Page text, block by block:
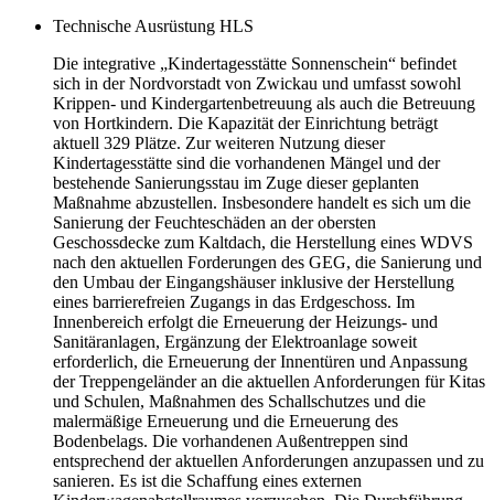
Technische Ausrüstung HLS
Die integrative „Kindertagesstätte Sonnenschein“ befindet
sich in der Nordvorstadt von Zwickau und umfasst sowohl
Krippen- und Kindergartenbetreuung als auch die Betreuung
von Hortkindern. Die Kapazität der Einrichtung beträgt
aktuell 329 Plätze. Zur weiteren Nutzung dieser
Kindertagesstätte sind die vorhandenen Mängel und der
bestehende Sanierungsstau im Zuge dieser geplanten
Maßnahme abzustellen. Insbesondere handelt es sich um die
Sanierung der Feuchteschäden an der obersten
Geschossdecke zum Kaltdach, die Herstellung eines WDVS
nach den aktuellen Forderungen des GEG, die Sanierung und
den Umbau der Eingangshäuser inklusive der Herstellung
eines barrierefreien Zugangs in das Erdgeschoss. Im
Innenbereich erfolgt die Erneuerung der Heizungs- und
Sanitäranlagen, Ergänzung der Elektroanlage soweit
erforderlich, die Erneuerung der Innentüren und Anpassung
der Treppengeländer an die aktuellen Anforderungen für Kitas
und Schulen, Maßnahmen des Schallschutzes und die
malermäßige Erneuerung und die Erneuerung des
Bodenbelags. Die vorhandenen Außentreppen sind
entsprechend der aktuellen Anforderungen anzupassen und zu
sanieren. Es ist die Schaffung eines externen